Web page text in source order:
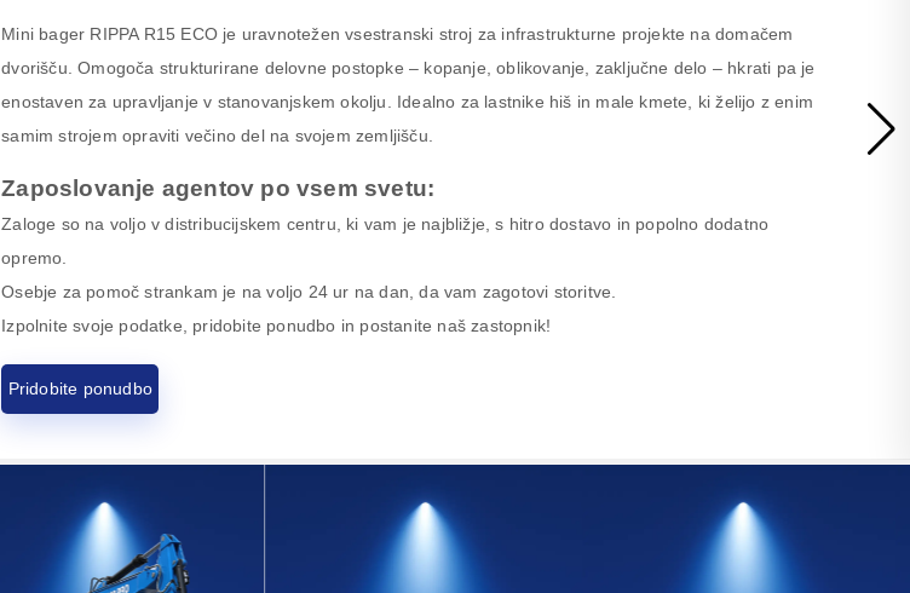
Mini bager RIPPA R15 ECO je uravnotežen vsestranski stroj za infrastrukturne projekte na domačem
dvorišču. Omogoča strukturirane delovne postopke – kopanje, oblikovanje, zaključne delo – hkrati pa je
enostaven za upravljanje v stanovanjskem okolju. Idealno za lastnike hiš in male kmete, ki želijo z enim
samim strojem opraviti večino del na svojem zemljišču.
Zaposlovanje agentov po vsem svetu:
Zaloge so na voljo v distribucijskem centru, ki vam je najbližje, s hitro dostavo in popolno dodatno
opremo.
Osebje za pomoč strankam je na voljo 24 ur na dan, da vam zagotovi storitve.
Izpolnite svoje podatke, pridobite ponudbo in postanite naš zastopnik!
Pridobite ponudbo